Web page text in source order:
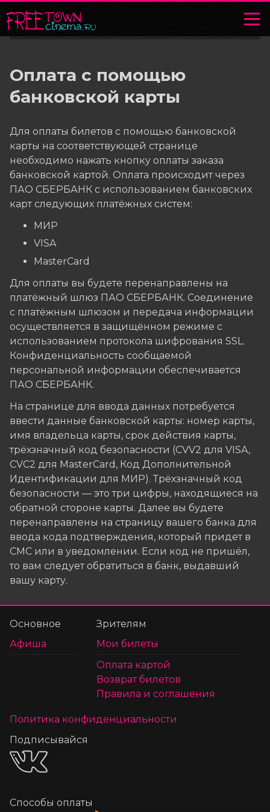
Оплата с помощью
банковской карты
Для оплаты билетов с помощью банковской
карты на соответствующей странице
необходимо нажать кнопку оплаты заказа
банковской картой. Оплата происходит через
ПАО СБЕРБАНК с использованием банковских
карт следующих платёжных систем:
МИР
VISA
MasterCard
Для оплаты вы будете перенаправлены на
платёжный шлюз ПАО СБЕРБАНК. Соединение
с платёжным шлюзом и передача информации
осуществляется в защищённом режиме с
использованием протокола шифрования SSL.
Конфиденциальность сообщаемой
персональной информации обеспечивается
ПАО СБЕРБАНК.
На странице для ввода данных потребуется
ввести данные банковской карты: номер карты,
имя владельца карты, срок действия карты,
трёхзначный код безопасности (CVV2 для VISA,
CVC2 для MasterCard, Код Дополнительной
Идентификации для МИР). Трёхзначный код
безопасности — это три цифры, находящиеся на
обратной стороне карты. Далее вы будете
перенаправлены на страницу вашего банка для
ввода кода подтверждения, который придет в
СМС или в уведомлении. Если код не пришёл,
то вам следует обратиться в банк, выдавший
вашу карту.
Основное
Афиша
Зрителям
Мои билеты
Оплата картой
Возврат билетов
Правила и соглашения
Политика конфиденциальности
Подписывайся
Способы оплаты